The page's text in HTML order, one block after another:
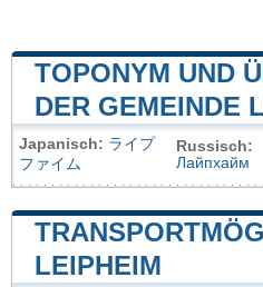
TOPONYM UND
DER GEMEINDE
Japanisch: ライプ
ファイム
Russisch:
Лайпхайм
LEIPHEIM